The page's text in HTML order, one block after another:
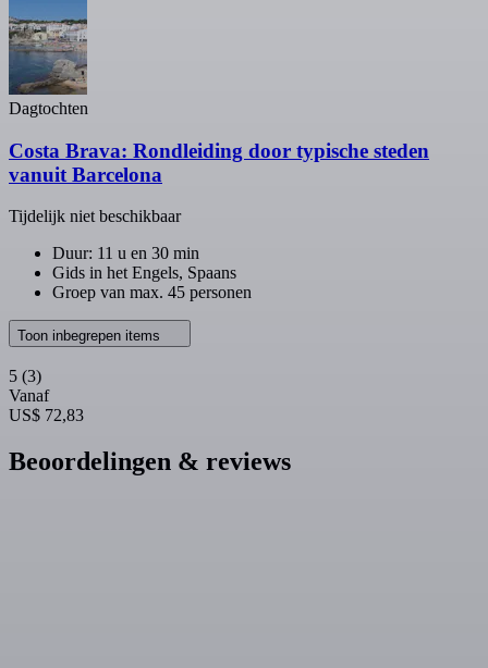
Dagtochten
Costa Brava: Rondleiding door typische steden
vanuit Barcelona
Tijdelijk niet beschikbaar
Duur: 11 u en 30 min
Gids in het Engels, Spaans
Groep van max. 45 personen
Toon inbegrepen items
5 (3)
Vanaf
US$ 72,83
Beoordelingen & reviews